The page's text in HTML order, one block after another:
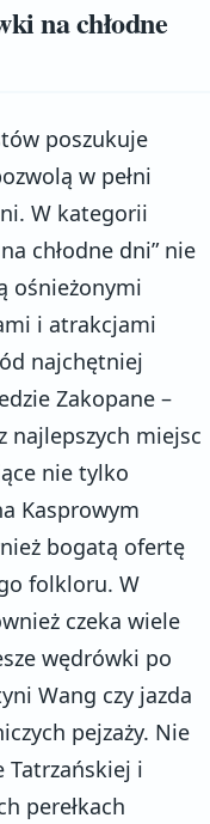
na chłodne
poszukuje
w pełni
W kategorii
chłodne dni” nie
ośnieżonymi
i atrakcjami
najchętniej
Zakopane –
najlepszych miejsc
nie tylko
Kasprowym
bogatą ofertę
folkloru. W
czeka wiele
wędrówki po
Wang czy jazda
pejzaży. Nie
Tatrzańskiej i
perełkach